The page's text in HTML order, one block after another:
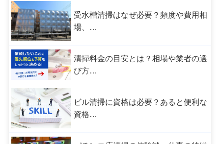
受水槽清掃はなぜ必要？頻度や費用相
場、…
清掃料金の目安とは？相場や業者の選
び方…
ビル清掃に資格は必要？あると便利な
資格…